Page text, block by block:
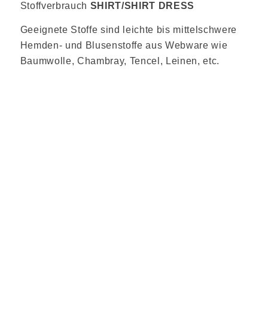
Stoffverbrauch SHIRT/SHIRT DRESS
Geeignete Stoffe sind leichte bis mittelschwere
Hemden- und Blusenstoffe aus Webware wie
Baumwolle, Chambray, Tencel, Leinen, etc.